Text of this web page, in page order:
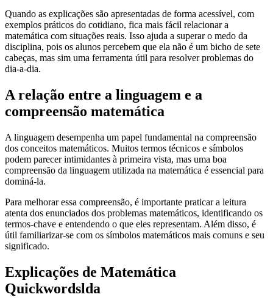
Quando as explicações são apresentadas de forma acessível, com
exemplos práticos do cotidiano, fica mais fácil relacionar a
matemática com situações reais. Isso ajuda a superar o medo da
disciplina, pois os alunos percebem que ela não é um bicho de sete
cabeças, mas sim uma ferramenta útil para resolver problemas do
dia-a-dia.
A relação entre a linguagem e a
compreensão matemática
A linguagem desempenha um papel fundamental na compreensão
dos conceitos matemáticos. Muitos termos técnicos e símbolos
podem parecer intimidantes à primeira vista, mas uma boa
compreensão da linguagem utilizada na matemática é essencial para
dominá-la.
Para melhorar essa compreensão, é importante praticar a leitura
atenta dos enunciados dos problemas matemáticos, identificando os
termos-chave e entendendo o que eles representam. Além disso, é
útil familiarizar-se com os símbolos matemáticos mais comuns e seu
significado.
Explicações de Matemática
Quickwordslda